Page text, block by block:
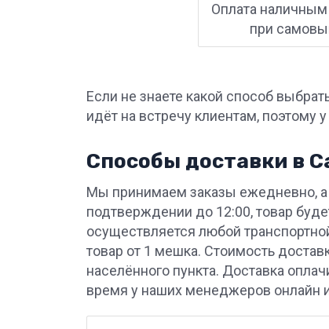
Оплата
при
Если не знаете какой способ
идёт на встречу клиентам, поэтому
Способы доставки в
Мы принимаем заказы ежедневно, а
подтверждении до 12:00, товар
осуществляется любой
товар от 1 мешка. Стоимость
населённого пункта. Доставка
время у наших менеджеров онлайн